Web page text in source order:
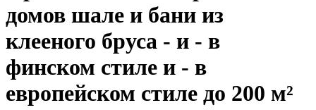
домов шале и бани из
клееного бруса - и - в
финском стиле и - в
европейском стиле до 200 м²